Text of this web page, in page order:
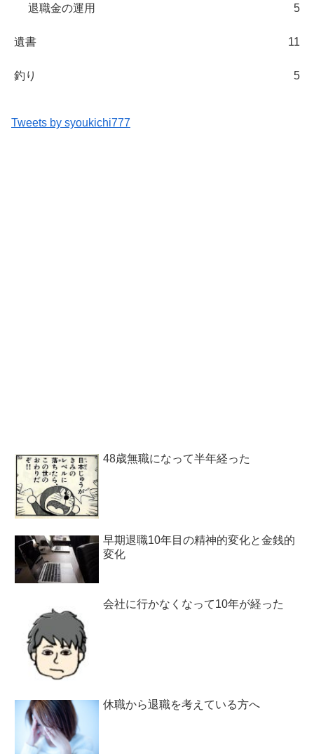
退職金の運用 5
遺書 11
釣り 5
Tweets by syoukichi777
48歳無職になって半年経った
早期退職10年目の精神的変化と金銭的
変化
会社に行かなくなって10年が経った
休職から退職を考えている方へ